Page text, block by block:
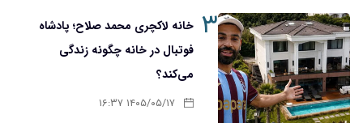
۳ خانه لاکچری محمد صلاح؛ پادشاه
فوتبال در خانه چگونه زندگی
می‌کند؟
۱۴۰۵/۰۵/۱۷ ۱۶:۳۷